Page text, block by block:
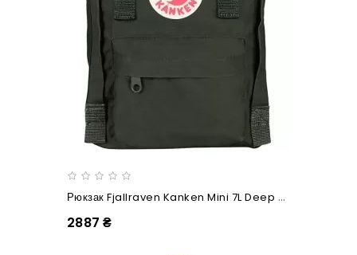
Рюкзак Fjallraven Kanken Mini 7L Deep Forest
2887 ₴